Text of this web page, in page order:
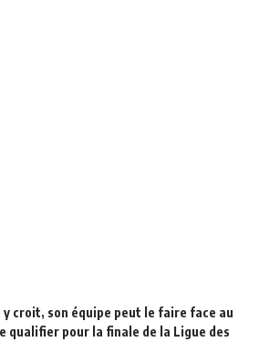
y croit, son équipe peut le faire face au
qualifier pour la finale de la Ligue des